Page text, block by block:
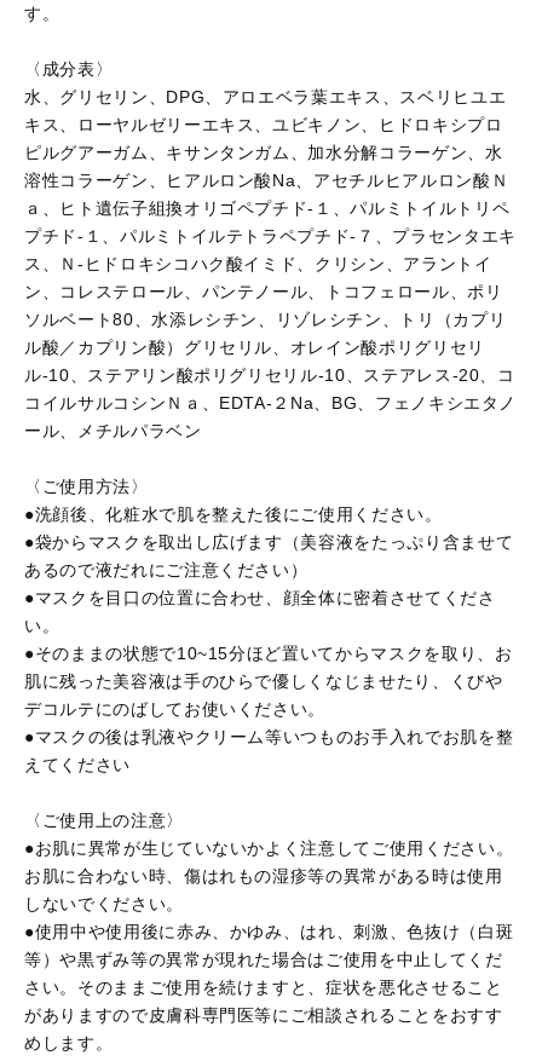
す。
〈成分表〉
水、グリセリン、DPG、アロエベラ葉エキス、スベリヒユエ
キス、ローヤルゼリーエキス、ユビキノン、ヒドロキシプロ
ピルグアーガム、キサンタンガム、加水分解コラーゲン、水
溶性コラーゲン、ヒアルロン酸Na、アセチルヒアルロン酸Ｎ
ａ、ヒト遺伝子組換オリゴペプチド-１、パルミトイルトリペ
プチド-１、パルミトイルテトラペプチド-７、プラセンタエキ
ス、Ｎ-ヒドロキシコハク酸イミド、クリシン、アラントイ
ン、コレステロール、パンテノール、トコフェロール、ポリ
ソルベート80、水添レシチン、リゾレシチン、トリ（カプリ
ル酸／カプリン酸）グリセリル、オレイン酸ポリグリセリ
ル-10、ステアリン酸ポリグリセリル-10、ステアレス-20、コ
コイルサルコシンＮａ、EDTA-２Na、BG、フェノキシエタノ
ール、メチルパラベン
〈ご使用方法〉
●洗顔後、化粧水で肌を整えた後にご使用ください。
●袋からマスクを取出し広げます（美容液をたっぷり含ませて
あるので液だれにご注意ください）
●マスクを目口の位置に合わせ、顔全体に密着させてくださ
い。
●そのままの状態で10~15分ほど置いてからマスクを取り、お
肌に残った美容液は手のひらで優しくなじませたり、くびや
デコルテにのばしてお使いください。
●マスクの後は乳液やクリーム等いつものお手入れでお肌を整
えてください
〈ご使用上の注意〉
●お肌に異常が生じていないかよく注意してご使用ください。
お肌に合わない時、傷はれもの湿疹等の異常がある時は使用
しないでください。
●使用中や使用後に赤み、かゆみ、はれ、刺激、色抜け（白斑
等）や黒ずみ等の異常が現れた場合はご使用を中止してくだ
さい。そのままご使用を続けますと、症状を悪化させること
がありますので皮膚科専門医等にご相談されることをおすす
めします。